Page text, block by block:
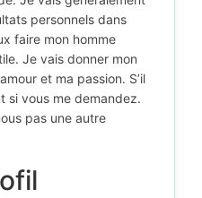
personnels dans
faire mon homme
Je vais donner mon
et ma passion. S’il
si vous me demandez.
pas une autre